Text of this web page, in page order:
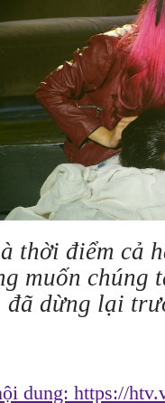
thời điểm cả
muốn chúng
đã dừng lại
dung: https://